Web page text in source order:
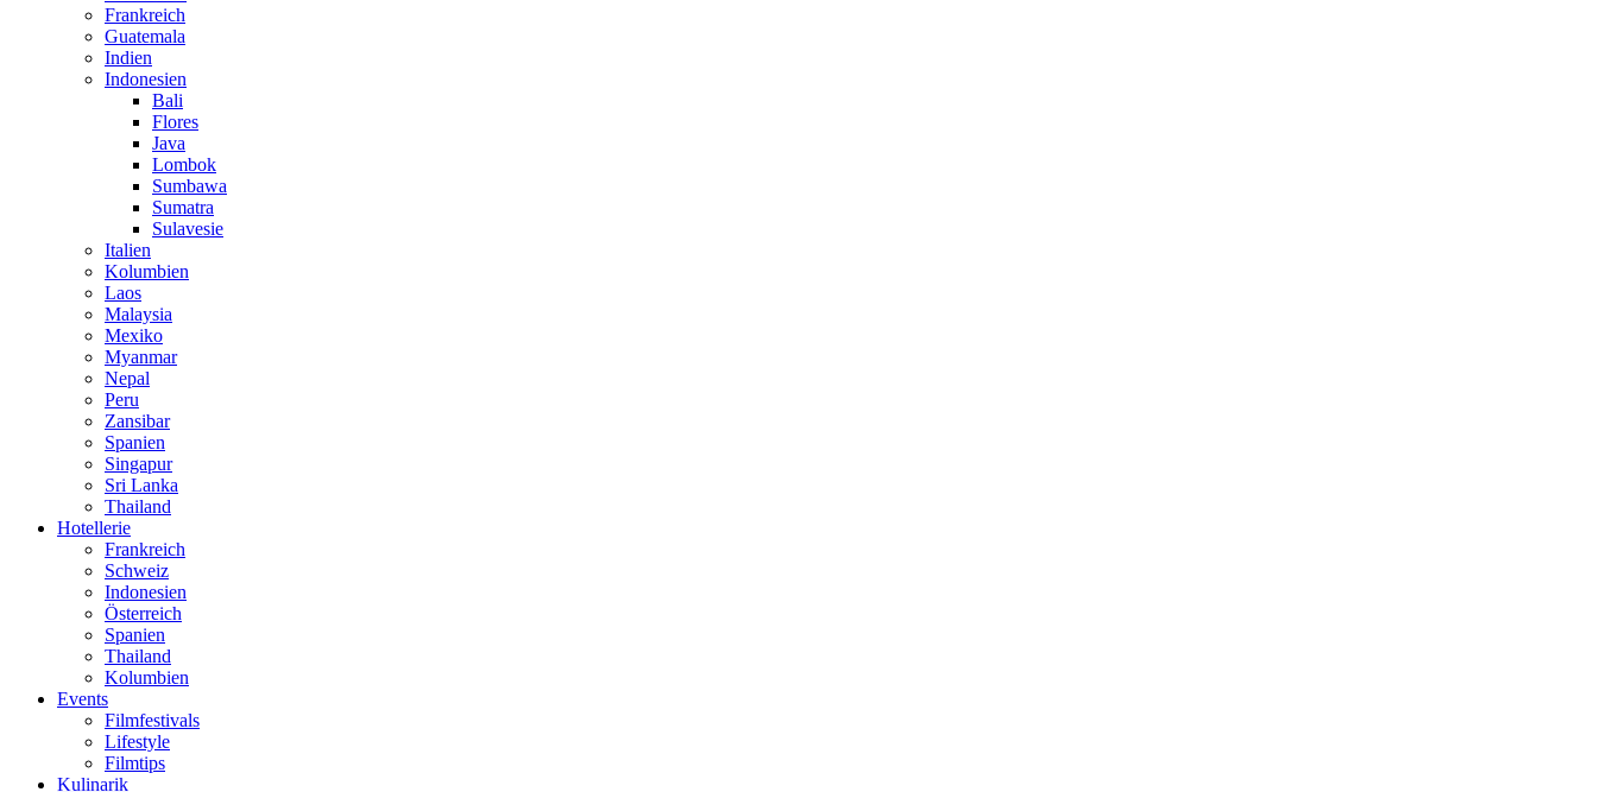
Frankreich
Guatemala
Indien
Indonesien
Bali
Flores
Java
Lombok
Sumbawa
Sumatra
Sulavesie
Italien
Kolumbien
Laos
Malaysia
Mexiko
Myanmar
Nepal
Peru
Zansibar
Spanien
Singapur
Sri Lanka
Thailand
Hotellerie
Frankreich
Schweiz
Indonesien
Österreich
Spanien
Thailand
Kolumbien
Events
Filmfestivals
Lifestyle
Filmtips
Kulinarik